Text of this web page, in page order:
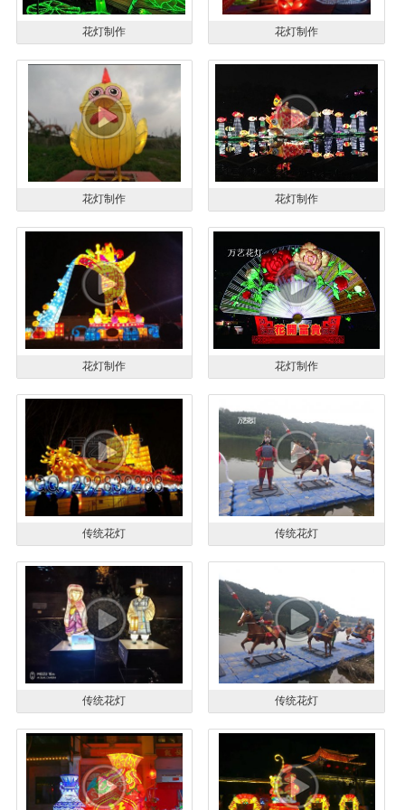
花灯制作 花灯制作
花灯制作 花灯制作
花灯制作 花灯制作
传统花灯 传统花灯
传统花灯 传统花灯